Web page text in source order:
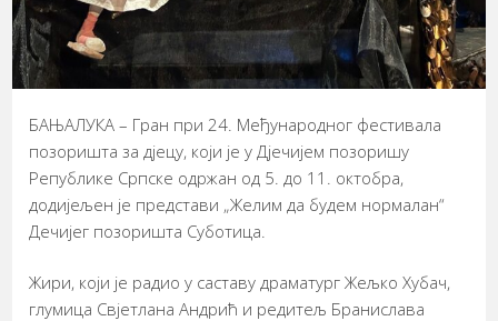
БАЊАЛУКА – Гран при 24. Међународног фестивала
позоришта за дјецу, који је у Дјечијем позоришу
Републике Српске одржан од 5. до 11. октобра,
додијељен је представи „Желим да будем нормалан“
Дечијег позоришта Суботица.
Жири, који је радио у саставу драматург Жељко Хубач,
глумица Свјетлана Андрић и редитељ Бранислава